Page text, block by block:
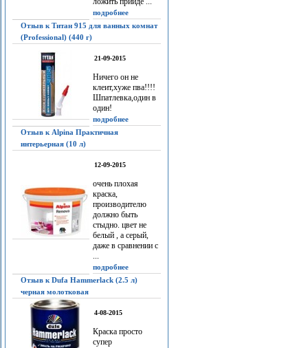
подробнее
Отзыв к Титан 915 для ванных комнат
(Professional) (440 г)
21-09-2015
Ничего он не
клеит,хуже пва!!!!
Шпатлевка,один в
один!
подробнее
Отзыв к Alpina Практичная
интерьерная (10 л)
12-09-2015
очень плохая
краска,
производителю
должно быть
стыдно. цвет не
белый , а серый,
даже в сравнении с
...
подробнее
Отзыв к Dufa Hammerlack (2.5 л)
черная молотковая
4-08-2015
Краска просто
супер